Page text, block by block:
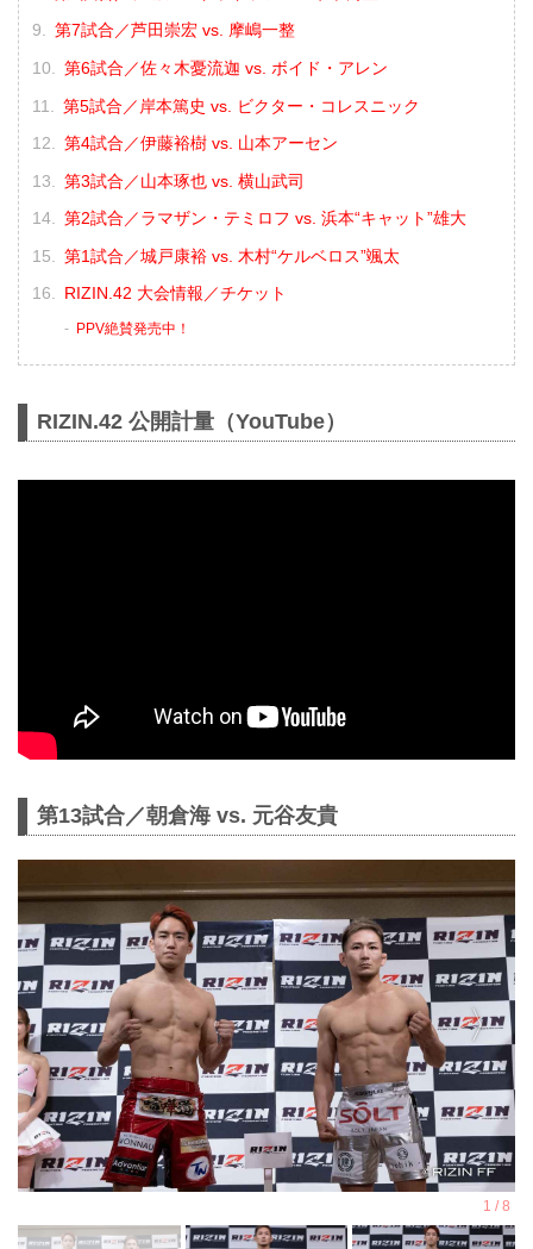
第7試合／芦田崇宏 vs. 摩嶋一整
第6試合／佐々木憂流迦 vs. ボイド・アレン
第5試合／岸本篤史 vs. ビクター・コレスニック
第4試合／伊藤裕樹 vs. 山本アーセン
第3試合／山本琢也 vs. 横山武司
第2試合／ラマザン・テミロフ vs. 浜本“キャット”雄大
第1試合／城戸康裕 vs. 木村“ケルベロス”颯太
RIZIN.42 大会情報／チケット
PPV絶賛発売中！
RIZIN.42 公開計量（YouTube）
第13試合／朝倉海 vs. 元谷友貴